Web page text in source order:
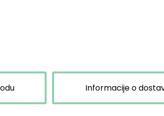
Informacije o